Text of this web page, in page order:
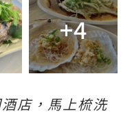
+4
店，馬上梳洗